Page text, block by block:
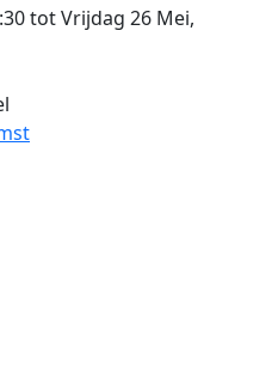
tot Vrijdag 26 Mei,